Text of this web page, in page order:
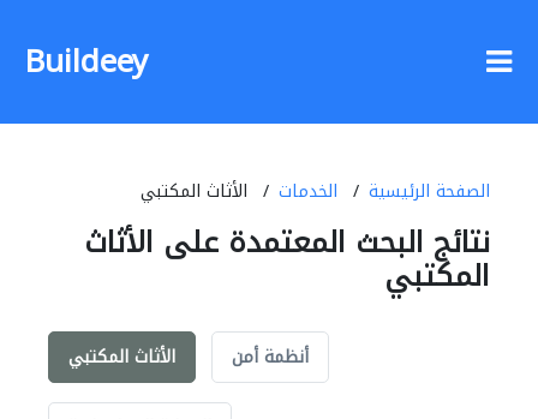
Buildeey
الصفحة الرئيسية الخدمات الأثاث المكتبي
نتائج البحث المعتمدة على الأثاث
المكتبي
الأثاث المكتبي أنظمة أمن